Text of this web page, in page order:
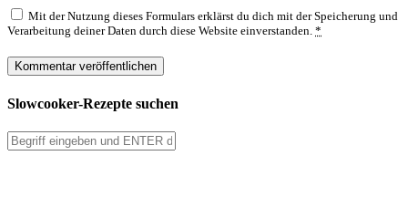
Mit der Nutzung dieses Formulars erklärst du dich mit der Speicherung und
Verarbeitung deiner Daten durch diese Website einverstanden. *
Slowcooker-Rezepte suchen